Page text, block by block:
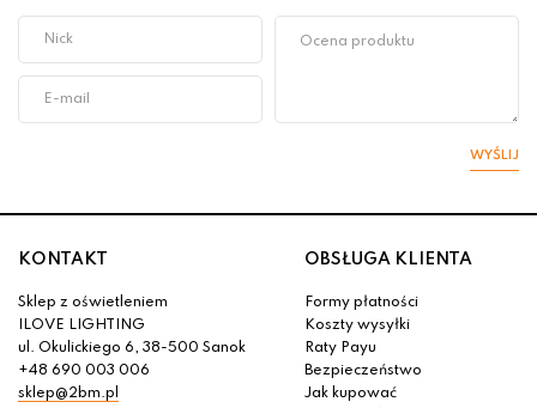
WYŚLIJ
KONTAKT
Sklep z oświetleniem
ILOVE LIGHTING
ul. Okulickiego 6, 38-500 Sanok
+48 690 003 006
sklep@2bm.pl
OBSŁUGA KLIENTA
Formy płatności
Koszty wysyłki
Raty Payu
Bezpieczeństwo
Jak kupować